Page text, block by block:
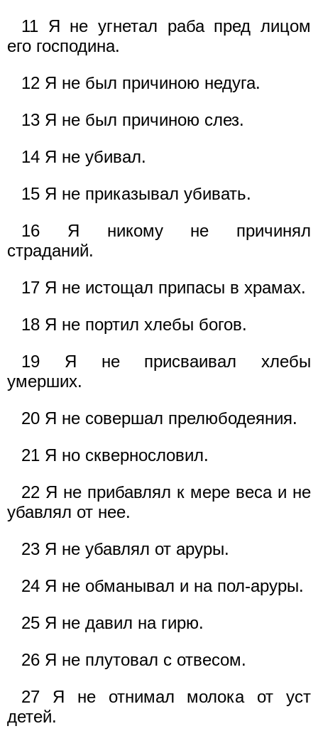
11 Я не угнетал раба пред лицом
его господина.
12 Я не был причиною недуга.
13 Я не был причиною слез.
14 Я не убивал.
15 Я не приказывал убивать.
16 Я никому не причинял
страданий.
17 Я не истощал припасы в храмах.
18 Я не портил хлебы богов.
19 Я не присваивал хлебы
умерших.
20 Я не совершал прелюбодеяния.
21 Я но сквернословил.
22 Я не прибавлял к мере веса и не
убавлял от нее.
23 Я не убавлял от аруры.
24 Я не обманывал и на пол-аруры.
25 Я не давил на гирю.
26 Я не плутовал с отвесом.
27 Я не отнимал молока от уст
детей.